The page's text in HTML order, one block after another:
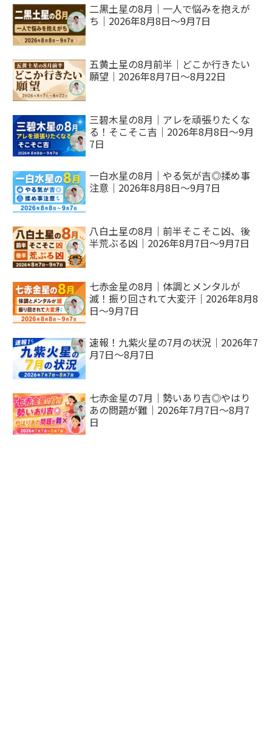
二黒土星の8月｜一人で悩みを抱えが
ち｜2026年8月8日～9月7日
五黄土星の8月前半｜どこか行きたい
願望｜2026年8月7日～8月22日
三碧木星の8月｜アレを頑張りたくな
る！そこそこ吉｜2026年8月8日～9月
7日
一白水星の8月｜やる気が吉◎揉め事
注意｜2026年8月8日～9月7日
八白土星の8月｜前半そこそこ凶、後
半荒ぶる凶｜2026年8月7日～9月7日
七赤金星の8月｜体調とメンタルが
滅！振り回されて大変汗｜2026年8月8
日～9月7日
速報！九紫火星の7月の状況｜2026年7
月7日～8月7日
七赤金星の7月｜勢いあり吉◎やはり
あの問題が難｜2026年7月7日～8月7
日